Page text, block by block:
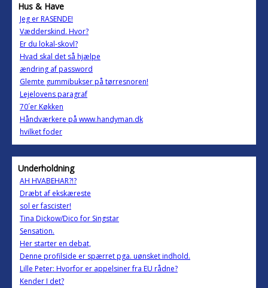
Hus & Have
Jeg er RASENDE!
Vædderskind. Hvor?
Er du lokal-skovl?
Hvad skal det så hjælpe
ændring af password
Glemte gummibukser på tørresnoren!
Lejelovens paragraf
70´er Køkken
Håndværkere på www.handyman.dk
hvilket foder
Underholdning
AH HVABEHAR?!?
Dræbt af ekskæreste
sol er fascister!
Tina Dickow/Dico for Singstar
Sensation.
Her starter en debat,
Denne profilside er spærret pga. uønsket indhold.
Lille Peter: Hvorfor er appelsiner fra EU rådne?
Kender I det?